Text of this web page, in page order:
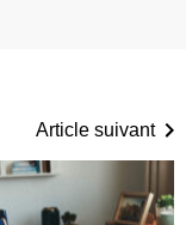
Article suivant